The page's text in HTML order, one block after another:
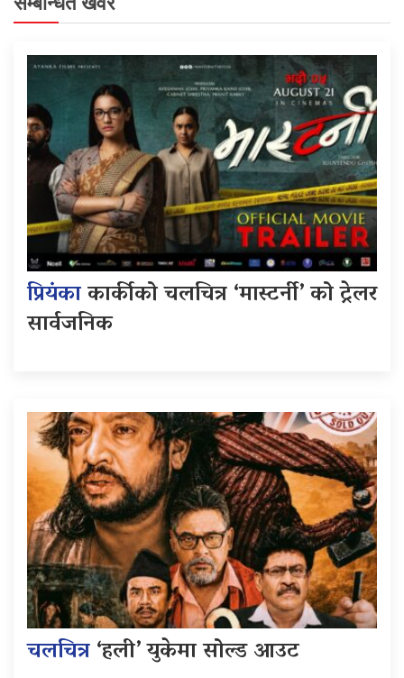
प्रियंकाकार्कीको चलचित्र ‘मास्टर्नी’ को ट्रेलर
सार्वजनिक
चलचित्र‘हली’ युकेमा सोल्ड आउट